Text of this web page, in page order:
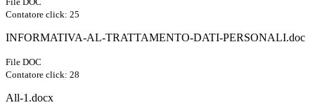
Contatore click: 25
INFORMATIVA-AL-TRATTAMENTO-DATI-PERSONALI.doc
File DOC
Contatore click: 28
All-1.docx